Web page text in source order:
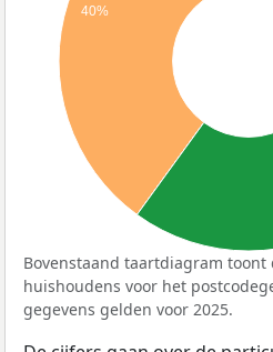
40%
Bovenstaand taartdiagram
huishoudens voor het
gegevens gelden voor 2025.